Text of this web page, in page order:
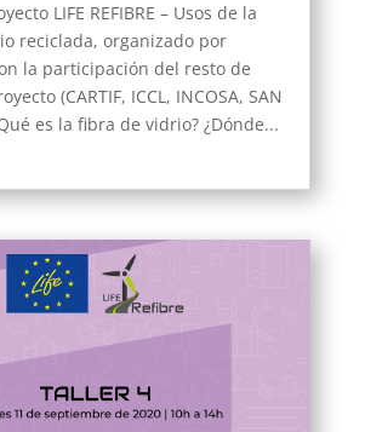
LIFE REFIBRE – Usos de la
reciclada, organizado por
la participación del resto de
(CARTIF, ICCL, INCOSA, SAN
es la fibra de vidrio? ¿Dónde...